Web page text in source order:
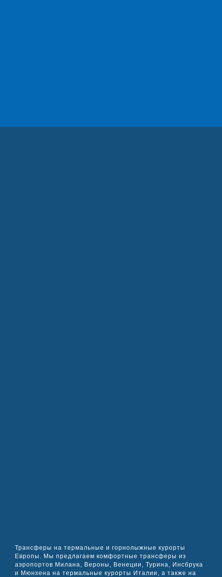
Трансферы на термальные и горнолыжные курорты
Европы. Мы предлагаем комфортные трансферы из
аэропортов Милана, Вероны, Венеции, Турина, Инсбрука
и Мюнхена на термальные курорты Италии, а также на